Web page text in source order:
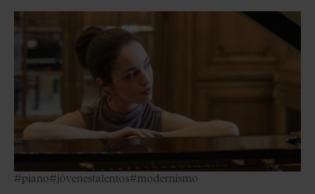
#piano#jóvenestalentos#modernismo